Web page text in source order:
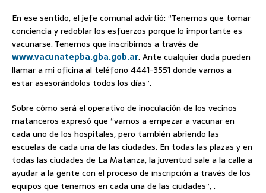
En ese sentido, el jefe comunal advirtió: “Tenemos que tomar
conciencia y redoblar los esfuerzos porque lo importante es
vacunarse. Tenemos que inscribirnos a través de
www.vacunatepba.gba.gob.ar. Ante cualquier duda pueden
llamar a mi oficina al teléfono 4441-3551 donde vamos a
estar asesorándolos todos los días”.
Sobre cómo será el operativo de inoculación de los vecinos
matanceros expresó que “vamos a empezar a vacunar en
cada uno de los hospitales, pero también abriendo las
escuelas de cada una de las ciudades. En todas las plazas y en
todas las ciudades de La Matanza, la juventud sale a la calle a
ayudar a la gente con el proceso de inscripción a través de los
equipos que tenemos en cada una de las ciudades”, .